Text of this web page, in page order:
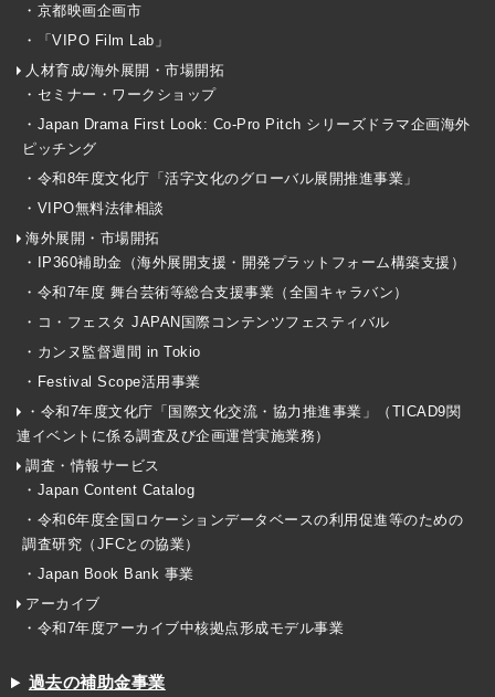
・京都映画企画市
・「VIPO Film Lab」
人材育成/海外展開・市場開拓
・セミナー・ワークショップ
・Japan Drama First Look: Co-Pro Pitch シリーズドラマ企画海外
ピッチング
・令和8年度文化庁「活字文化のグローバル展開推進事業」
・VIPO無料法律相談
海外展開・市場開拓
・IP360補助金（海外展開支援・開発プラットフォーム構築支援）
・令和7年度 舞台芸術等総合支援事業（全国キャラバン）
・コ・フェスタ JAPAN国際コンテンツフェスティバル
・カンヌ監督週間 in Tokio
・Festival Scope活用事業
・令和7年度文化庁「国際文化交流・協力推進事業」（TICAD9関
連イベントに係る調査及び企画運営実施業務）
調査・情報サービス
・Japan Content Catalog
・令和6年度全国ロケーションデータベースの利用促進等のための
調査研究（JFCとの協業）
・Japan Book Bank 事業
アーカイブ
・令和7年度アーカイブ中核拠点形成モデル事業
過去の補助金事業